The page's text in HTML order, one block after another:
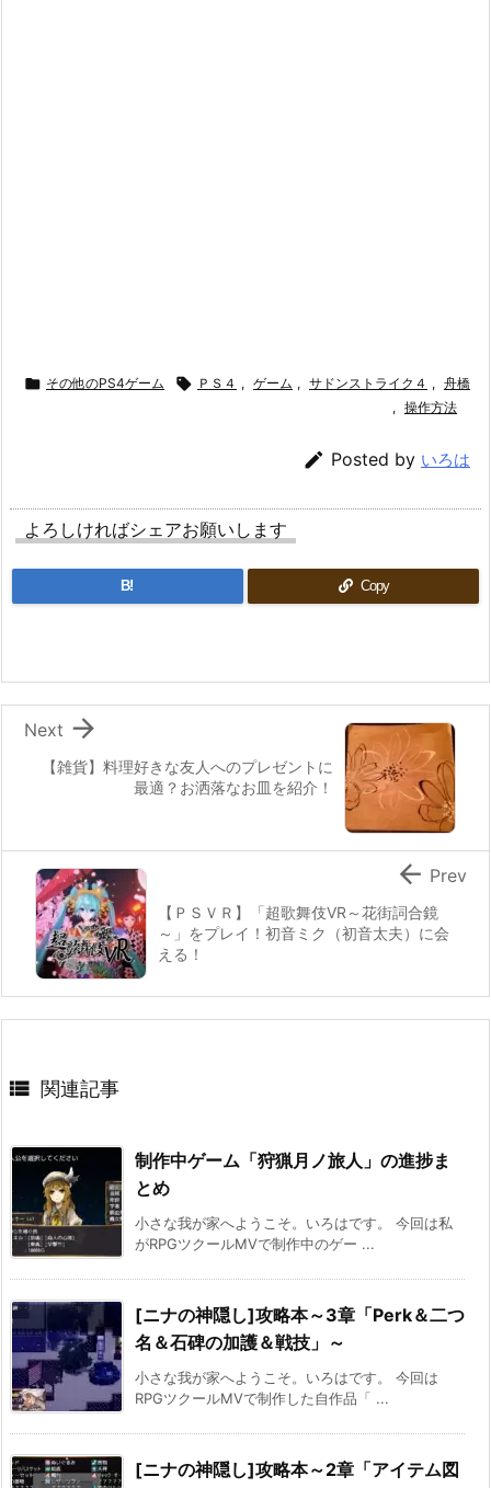
 その他のPS4ゲーム  ＰＳ４ , ゲーム , サドンストライク４ , 舟橋
, 操作方法
 Posted by いろは
よろしければシェアお願いします
B! Copy
【雑貨】料理好きな友人へのプレゼントに
最適？お洒落なお皿を紹介！

Next
【ＰＳＶＲ】「超歌舞伎VR～花街詞合鏡
～」をプレイ！初音ミク（初音太夫）に会
える！
 Prev
 関連記事
制作中ゲーム「狩猟月ノ旅人」の進捗ま
とめ
小さな我が家へようこそ。いろはです。 今回は私
がRPGツクールMVで制作中のゲー ...
[ニナの神隠し]攻略本～3章「Perk＆二つ
名＆石碑の加護＆戦技」～
小さな我が家へようこそ。いろはです。 今回は
RPGツクールMVで制作した自作品「 ...
[ニナの神隠し]攻略本～2章「アイテム図